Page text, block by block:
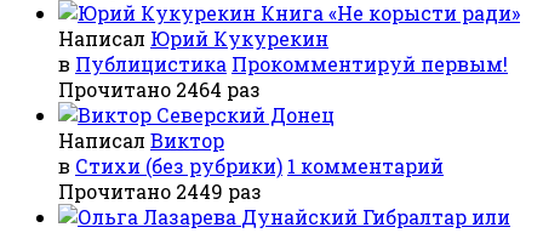
Книга «Не корысти ради»
Написал Юрий Кукурекин
в Публицистика Прокомментируй первым!
Прочитано 2464 раз
Северский Донец
Написал Виктор
в Стихи (без рубрики) 1 комментарий
Прочитано 2449 раз
Дунайский Гибралтар или